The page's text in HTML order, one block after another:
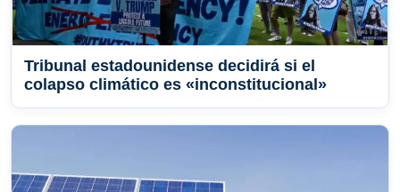
Tribunal estadounidense decidirá si el
colapso climático es «inconstitucional»